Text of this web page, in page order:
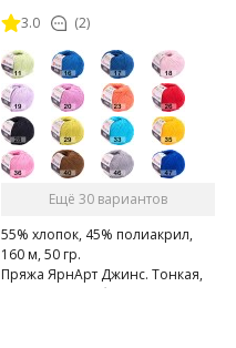
3.0 (2)
Ещё 30 вариантов
55% хлопок, 45% полиакрил,
160 м, 50 гр.
Пряжа ЯрнАрт Джинс. Тонкая,
мягкая, слегка бархатистая